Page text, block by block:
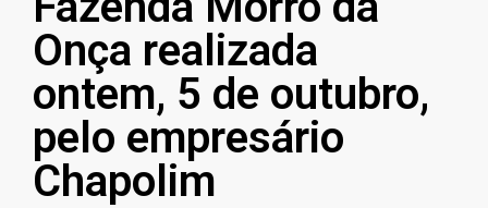
Onça realizada
ontem, 5 de outubro,
pelo empresário
Chapolim